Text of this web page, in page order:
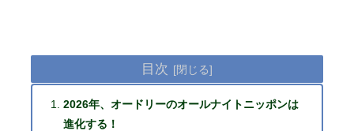
目次
2026年、オードリーのオールナイトニッポンは
進化する！